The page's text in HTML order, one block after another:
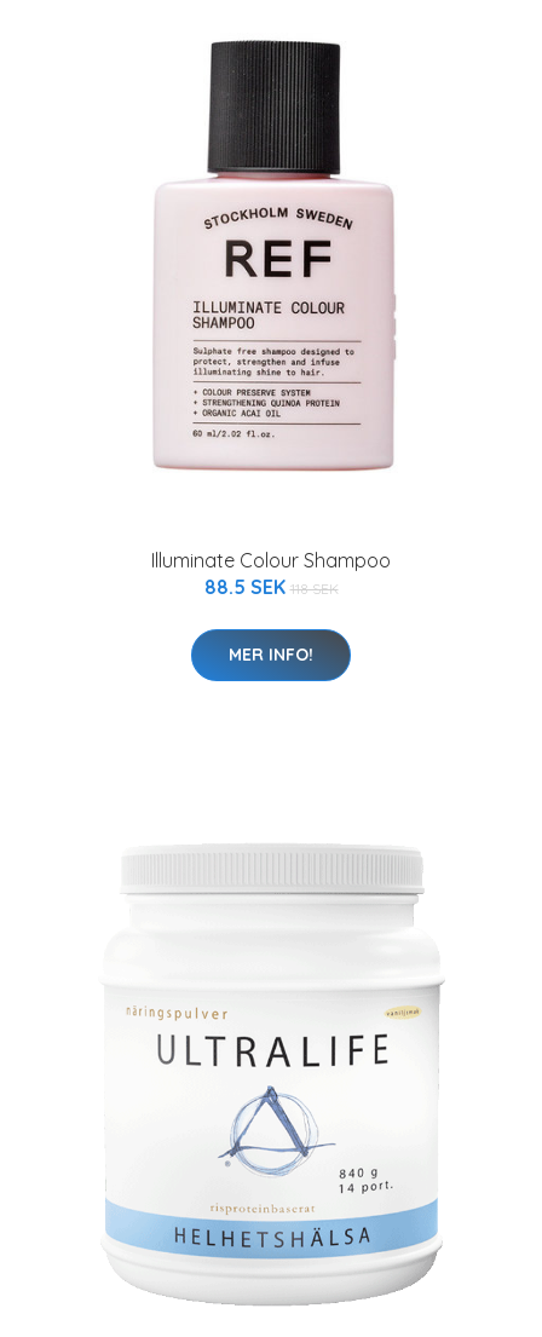
Illuminate Colour Shampoo
88.5 SEK 118 SEK
MER INFO!